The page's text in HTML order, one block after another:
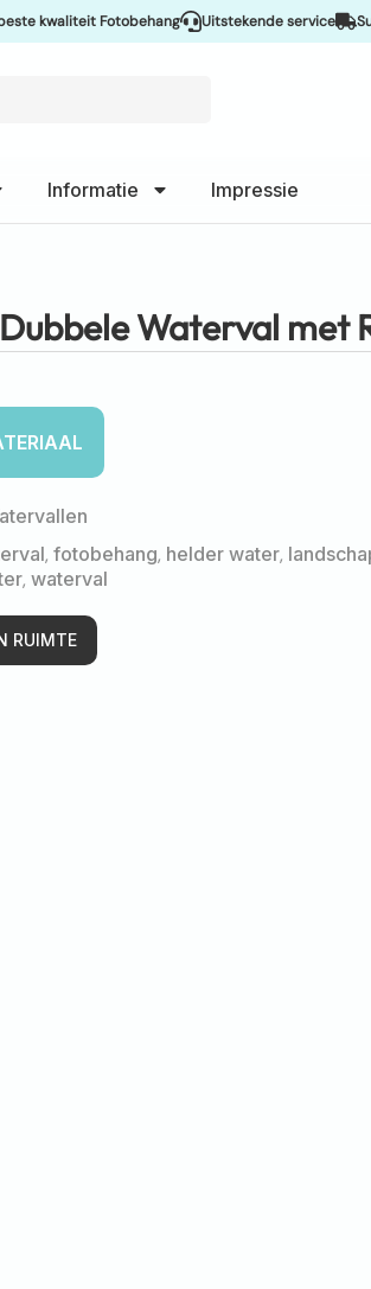
Fotobehang Uitstekende service
Informatie Impressie
Waterval met
,fotobehang, helder water,
,waterval
RUIMTE